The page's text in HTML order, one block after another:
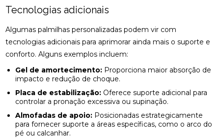
Tecnologias adicionais
Algumas palmilhas personalizadas podem vir com
tecnologias adicionais para aprimorar ainda mais o suporte e
conforto. Alguns exemplos incluem:
Gel de amortecimento: Proporciona maior absorção de
impacto e redução de choque.
Placa de estabilização: Oferece suporte adicional para
controlar a pronação excessiva ou supinação.
Almofadas de apoio: Posicionadas estrategicamente
para fornecer suporte a áreas específicas, como o arco do
pé ou calcanhar.
PODE TRANSFORMAR SUA SAÚDE
COMO A FISIOTERAPIA PODE AJUDAR NA
REABILITAÇÃO DO LABIRINTO
COMO A FISIOTERAPIA RESPIRATÓRIA DOMICILIAR
PODE MELHORAR SUA QUALIDADE DE VIDA
MELHORAR SUA SAÚDE
COMO A OSTEOPATIA PARA COLUNA PODE
TRANSFORMAR SUA SAÚDE